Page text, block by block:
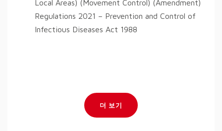
Local Areas) (Movement Control) (Amendment)
Regulations 2021 – Prevention and Control of
Infectious Diseases Act 1988
더 보기